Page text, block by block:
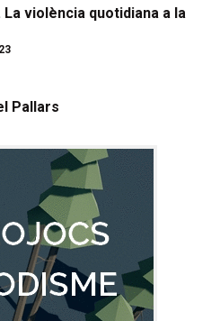
violència quotidiana a la
Pallars